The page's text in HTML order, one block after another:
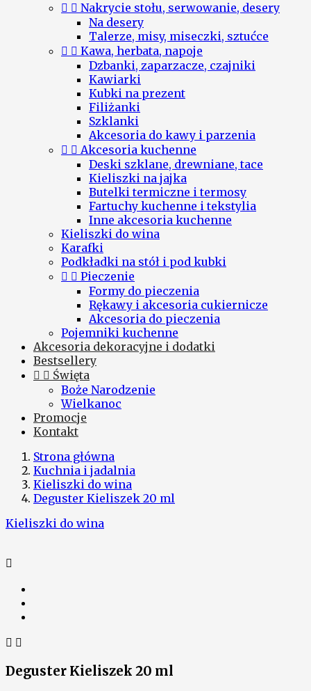
  Nakrycie stołu, serwowanie, desery
Na desery
Talerze, misy, miseczki, sztućce
  Kawa, herbata, napoje
Dzbanki, zaparzacze, czajniki
Kawiarki
Kubki na prezent
Filiżanki
Szklanki
Akcesoria do kawy i parzenia
  Akcesoria kuchenne
Deski szklane, drewniane, tace
Kieliszki na jajka
Butelki termiczne i termosy
Fartuchy kuchenne i tekstylia
Inne akcesoria kuchenne
Kieliszki do wina
Karafki
Podkładki na stół i pod kubki
  Pieczenie
Formy do pieczenia
Rękawy i akcesoria cukiernicze
Akcesoria do pieczenia
Pojemniki kuchenne
Akcesoria dekoracyjne i dodatki
Bestsellery
  Święta
Boże Narodzenie
Wielkanoc
Promocje
Kontakt
Strona główna
Kuchnia i jadalnia
Kieliszki do wina
Deguster Kieliszek 20 ml
Kieliszki do wina

 
Deguster Kieliszek 20 ml